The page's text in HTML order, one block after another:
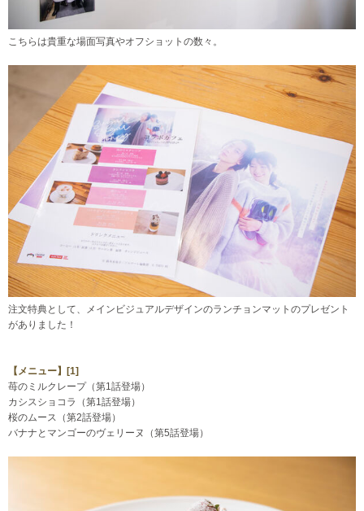
こちらは貴重な場面写真やオフショットの数々。
注文特典として、メインビジュアルデザインのランチョンマットのプレゼント
がありました！
【メニュー】
[1]
苺のミルクレープ（第1話登場）
カシスショコラ（第1話登場）
桜のムース（第2話登場）
バナナとマンゴーのヴェリーヌ（第5話登場）